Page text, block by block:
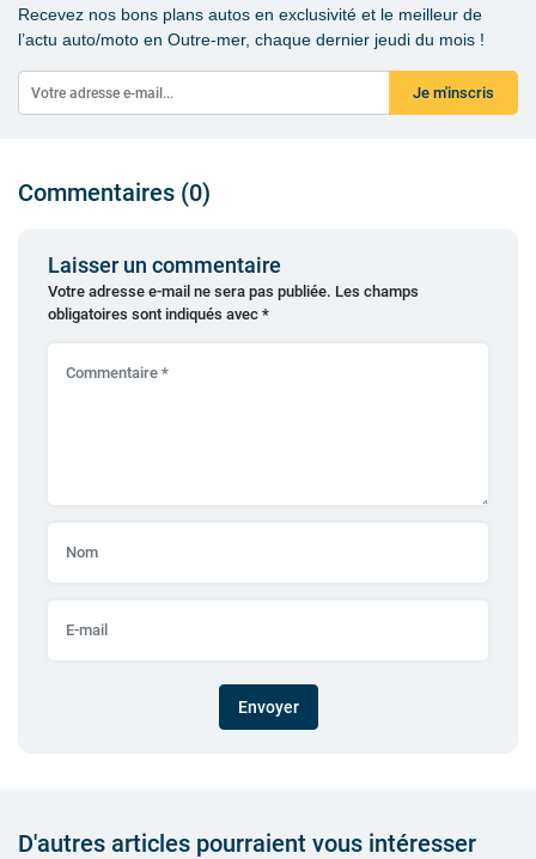
Recevez nos bons plans autos en exclusivité et le meilleur de
l’actu auto/moto en Outre-mer, chaque dernier jeudi du mois !
Je m'inscris
Commentaires (0)
Laisser un commentaire
Votre adresse e-mail ne sera pas publiée. Les champs
obligatoires sont indiqués avec *
Envoyer
D'autres articles pourraient vous intéresser